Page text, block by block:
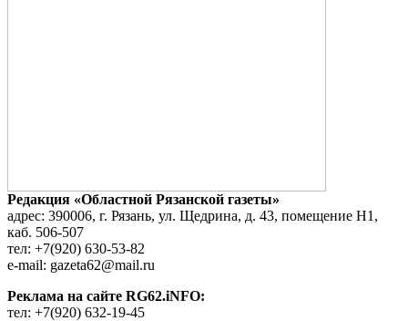
Редакция «Областной Рязанской газеты»
адрес: 390006, г. Рязань, ул. Щедрина, д. 43, помещение Н1,
каб. 506-507
тел: +7(920) 630-53-82
e-mail: gazeta62@mail.ru
Реклама на сайте RG62.iNFO:
тел: +7(920) 632-19-45